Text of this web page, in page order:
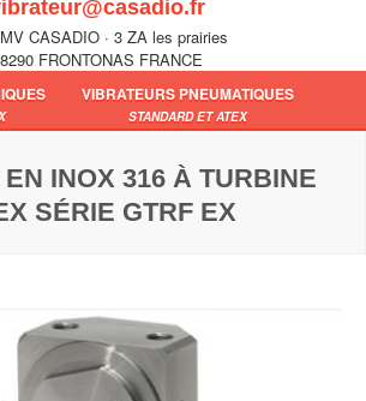
CASADIO · 3 ZA les prairies
FRONTONAS FRANCE
VIBRATEURS PNEUMATIQUES
STANDARD ET ATEX
INOX 316 À TURBINE
SÉRIE GTRF EX